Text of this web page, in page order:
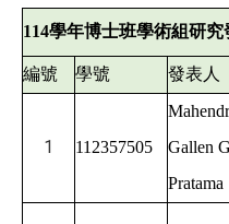
114學年博士班學術組研
編號 學號 發表人
1 112357505
Gallen
Pratama